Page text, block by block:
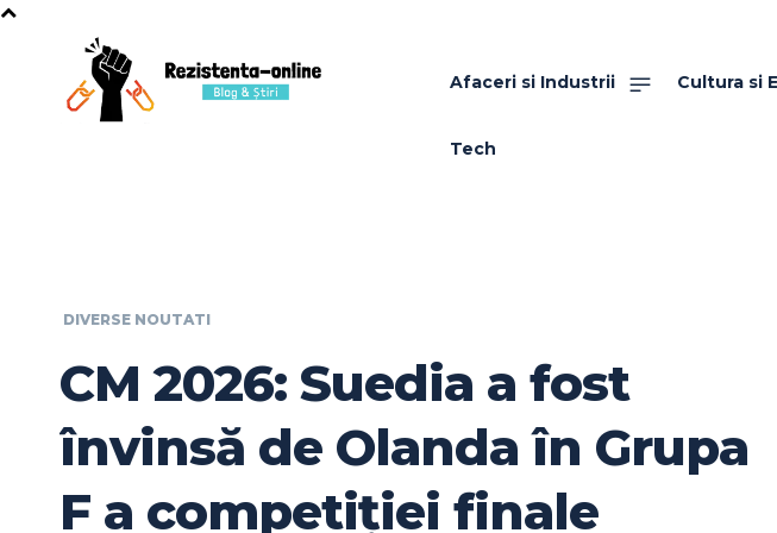
Afaceri si Industrii Cultura si
Tech
DIVERSE NOUTATI
CM 2026: Suedia a fost
învinsă de Olanda în Grupa
F a competiției finale